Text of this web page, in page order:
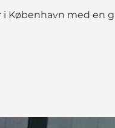
København med en